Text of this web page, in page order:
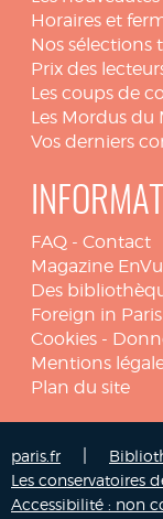
Horaires et
Nos sélections
Prix des
Les coups de
Les Mordus du
Vos derniers
FAQ - Contact
Magazine
Des
Foreign in Paris
Cookies -
Mentions
Plan du site
paris.fr
Les conservatoires
Accessibilité : non